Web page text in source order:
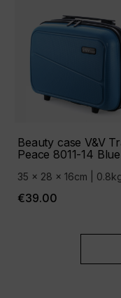
Beauty case V&V
Peace 8011-14 Blue
35 x 28 x 16cm |
€39.00